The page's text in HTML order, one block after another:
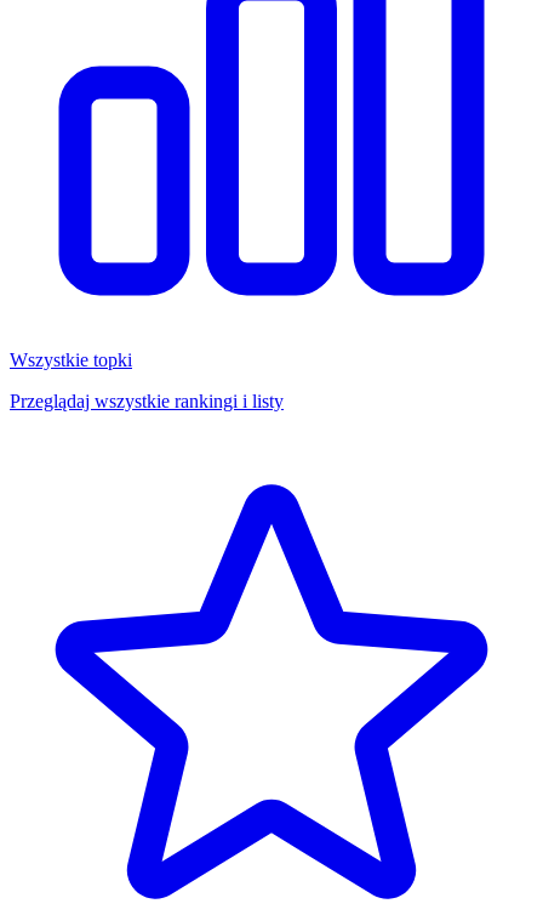
Wszystkie topki
Przeglądaj wszystkie rankingi i listy